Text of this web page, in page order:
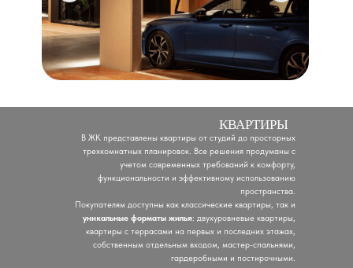
В ЖК представлены квартиры от студий до просторных
трехкомнатных планировок. Все решения продуманы с
учетом современных требований к комфорту,
функциональности и эффективному использованию
пространства.
Покупателям доступны как классические квартиры, так и
уникальные форматы жилья: двухуровневые квартиры,
квартиры с террасами на первых и последних этажах,
собственным отдельным входом, мастер-спальнями,
гардеробными и постирочными.
КВАРТИРЫ